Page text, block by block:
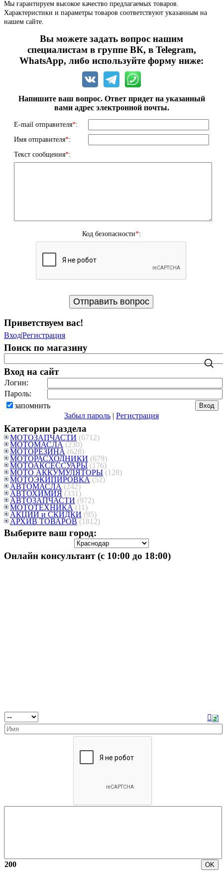
Мы гарантируем высокое качество предлагаемых товаров.
Характеристики и параметры товаров соответствуют указанным на
нашем сайте.
Вы можете задать вопрос нашим
специалистам в группе ВК, в Telegram,
WhatsApp, либо используйте форму ниже:
Напишите ваш вопрос. Ответ придет на указанный
вами адрес электронной почты.
E-mail отправителя*:
Имя отправителя*:
Текст сообщения*:
Код безопасности*:
Приветствуем вас!
Вход|Регистрация
Поиск по магазину
Вход на сайт
Логин:
Пароль:
запомнить
Забыл пароль | Регистрация
Категории раздела
МОТОЗАПЧАСТИ (6712)
МОТОМАСЛА (230)
МОТОРЕЗИНА (628)
МОТОРАСХОДНИКИ (679)
МОТОАКСЕССУАРЫ (176)
МОТО АККУМУЛЯТОРЫ (128)
МОТОЭКИПИРОВКА (52)
АВТОМАСЛА (242)
АВТОХИМИЯ (331)
АВТОЗАПЧАСТИ (972)
МОТОТЕХНИКА (11)
АКЦИИ и СКИДКИ (95)
АРХИВ ТОВАРОВ (1812)
Выберите ваш город:
Онлайн консультант (с 10:00 до 18:00)
200